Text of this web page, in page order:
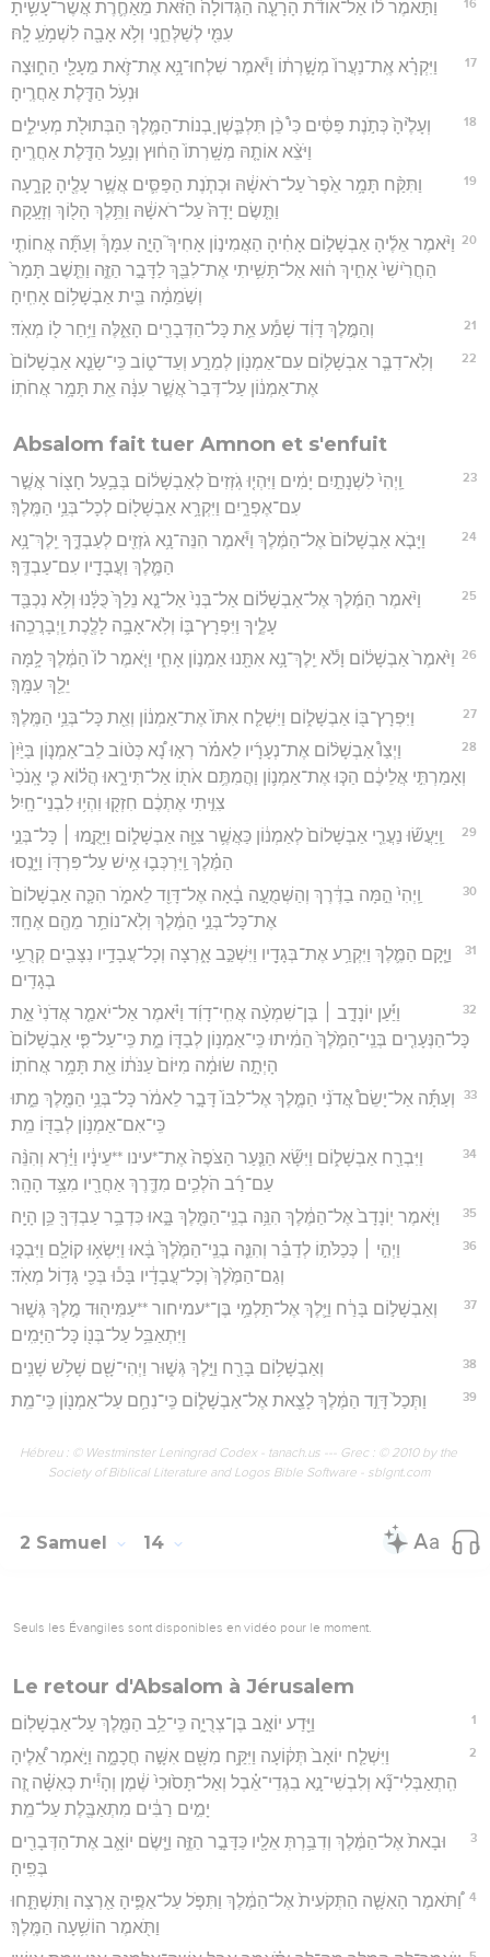
16
וַתֹּ֣אמֶר ל֗וֹ אַל־אוֹדֹ֞ת הָרָעָ֤ה הַגְּדוֹלָה֙ הַזֹּ֔את מֵאַחֶ֛רֶת אֲשֶׁר־עָשִׂ֥יתָ
עִמִּ֖י לְשַׁלְּחֵ֑נִי וְלֹ֥א אָבָ֖ה לִשְׁמֹ֥עַֽ לָֽהּ׃
17
וַיִּקְרָ֗א אֶֽת־נַעֲרוֹ֙ מְשָׁ֣רְת֔וֹ וַיֹּ֕אמֶר שִׁלְחוּ־נָ֥א אֶת־זֹ֛את מֵעָלַ֖י הַח֑וּצָה
וּנְעֹ֥ל הַדֶּ֖לֶת אַחֲרֶֽיהָ׃
18
וְעָלֶ֙יהָ֙ כְּתֹ֣נֶת פַּסִּ֔ים כִּי֩ כֵ֨ן תִּלְבַּ֧שְׁןָ בְנוֹת־הַמֶּ֛לֶךְ הַבְּתוּלֹ֖ת מְעִילִ֑ים
וַיֹּצֵ֨א אוֹתָ֤הּ מְשָֽׁרְתוֹ֙ הַח֔וּץ וְנָעַ֥ל הַדֶּ֖לֶת אַחֲרֶֽיהָ׃
19
וַתִּקַּ֨ח תָּמָ֥ר אֵ֙פֶר֙ עַל־רֹאשָׁ֔הּ וּכְתֹ֧נֶת הַפַּסִּ֛ים אֲשֶׁ֥ר עָלֶ֖יהָ קָרָ֑עָה
וַתָּ֤שֶׂם יָדָהּ֙ עַל־רֹאשָׁ֔הּ וַתֵּ֥לֶךְ הָל֖וֹךְ וְזָעָֽקָה׃
20
וַיֹּ֨אמֶר אֵלֶ֜יהָ אַבְשָׁל֣וֹם אָחִ֗יהָ הַאֲמִינ֣וֹן אָחִיךְ֮ הָיָ֣ה עִמָּךְ֒ וְעַתָּ֞ה אֲחוֹתִ֤י
הַחֲרִ֙ישִׁי֙ אָחִ֣יךְ ה֔וּא אַל־תָּשִׁ֥יתִי אֶת־לִבֵּ֖ךְ לַדָּבָ֣ר הַזֶּ֑ה וַתֵּ֤שֶׁב תָּמָר֙
וְשֹׁ֣מֵמָ֔ה בֵּ֖ית אַבְשָׁל֥וֹם אָחִֽיהָ׃
21 וְהַמֶּ֣לֶךְ דָּוִ֔ד שָׁמַ֕ע אֵ֥ת כָּל־הַדְּבָרִ֖ים הָאֵ֑לֶּה וַיִּ֥חַר ל֖וֹ מְאֹֽד׃
22
וְלֹֽא־דִבֶּ֧ר אַבְשָׁל֛וֹם עִם־אַמְנ֖וֹן לְמֵרָ֣ע וְעַד־ט֑וֹב כִּֽי־שָׂנֵ֤א אַבְשָׁלוֹם֙
אֶת־אַמְנ֔וֹן עַל־דְּבַר֙ אֲשֶׁ֣ר עִנָּ֔ה אֵ֖ת תָּמָ֥ר אֲחֹתֽוֹ׃
Absalom fait tuer Amnon et s'enfuit
23
וַֽיְהִי֙ לִשְׁנָתַ֣יִם יָמִ֔ים וַיִּהְי֤וּ גֹֽזְזִים֙ לְאַבְשָׁל֔וֹם בְּבַ֥עַל חָצ֖וֹר אֲשֶׁ֣ר
עִם־אֶפְרָ֑יִם וַיִּקְרָ֥א אַבְשָׁל֖וֹם לְכָל־בְּנֵ֥י הַמֶּֽלֶךְ׃
24
וַיָּבֹ֤א אַבְשָׁלוֹם֙ אֶל־הַמֶּ֔לֶךְ וַיֹּ֕אמֶר הִנֵּה־נָ֥א גֹזְזִ֖ים לְעַבְדֶּ֑ךָ יֵֽלֶךְ־נָ֥א
הַמֶּ֛לֶךְ וַעֲבָדָ֖יו עִם־עַבְדֶּֽךָ׃
25
וַיֹּ֨אמֶר הַמֶּ֜לֶךְ אֶל־אַבְשָׁל֗וֹם אַל־בְּנִי֙ אַל־נָ֤א נֵלֵךְ֙ כֻּלָּ֔נוּ וְלֹ֥א נִכְבַּ֖ד
עָלֶ֑יךָ וַיִּפְרָץ־בּ֛וֹ וְלֹֽא־אָבָ֥ה לָלֶ֖כֶת וַֽיְבָרֲכֵֽהוּ׃
26
וַיֹּ֙אמֶר֙ אַבְשָׁל֔וֹם וָלֹ֕א יֵֽלֶךְ־נָ֥א אִתָּ֖נוּ אַמְנ֣וֹן אָחִ֑י וַיֹּ֤אמֶר לוֹ֙ הַמֶּ֔לֶךְ לָ֥מָּה
יֵלֵ֖ךְ עִמָּֽךְ׃
27 וַיִּפְרָץ־בּ֖וֹ אַבְשָׁל֑וֹם וַיִּשְׁלַ֤ח אִתּוֹ֙ אֶת־אַמְנ֔וֹן וְאֵ֖ת כָּל־בְּנֵ֥י הַמֶּֽלֶךְ׃
28
וַיְצַו֩ אַבְשָׁל֨וֹם אֶת־נְעָרָ֜יו לֵאמֹ֗ר רְא֣וּ נָ֠א כְּט֨וֹב לֵב־אַמְנ֤וֹן בַּיַּ֙יִן֙
וְאָמַרְתִּ֣י אֲלֵיכֶ֔ם הַכּ֧וּ אֶת־אַמְנ֛וֹן וַהֲמִתֶּ֥ם אֹת֖וֹ אַל־תִּירָ֑אוּ הֲל֗וֹא כִּ֤י אָֽנֹכִי֙
צִוִּ֣יתִי אֶתְכֶ֔ם חִזְק֖וּ וִהְי֥וּ לִבְנֵי־חָֽיִל׃
29
וַֽיַּעֲשׂ֞וּ נַעֲרֵ֤י אַבְשָׁלוֹם֙ לְאַמְנ֔וֹן כַּאֲשֶׁ֥ר צִוָּ֖ה אַבְשָׁל֑וֹם וַיָּקֻ֣מוּ ׀ כָּל־בְּנֵ֣י
הַמֶּ֗לֶךְ וַֽיִּרְכְּב֛וּ אִ֥ישׁ עַל־פִּרְדּ֖וֹ וַיָּנֻֽסוּ׃
30
וַֽיְהִי֙ הֵ֣מָּה בַדֶּ֔רֶךְ וְהַשְּׁמֻעָ֣ה בָ֔אָה אֶל־דָּוִ֖ד לֵאמֹ֑ר הִכָּ֤ה אַבְשָׁלוֹם֙
אֶת־כָּל־בְּנֵ֣י הַמֶּ֔לֶךְ וְלֹֽא־נוֹתַ֥ר מֵהֶ֖ם אֶחָֽד׃
31
וַיָּ֧קָם הַמֶּ֛לֶךְ וַיִּקְרַ֥ע אֶת־בְּגָדָ֖יו וַיִּשְׁכַּ֣ב אָ֑רְצָה וְכָל־עֲבָדָ֥יו נִצָּבִ֖ים קְרֻעֵ֥י
בְגָדִֽים׃
32
וַיַּ֡עַן יוֹנָדָ֣ב ׀ בֶּן־שִׁמְעָ֨ה אֲחִֽי־דָוִ֜ד וַיֹּ֗אמֶר אַל־יֹאמַ֤ר אֲדֹנִי֙ אֵ֣ת
כָּל־הַנְּעָרִ֤ים בְּנֵֽי־הַמֶּ֙לֶךְ֙ הֵמִ֔יתוּ כִּֽי־אַמְנ֥וֹן לְבַדּ֖וֹ מֵ֑ת כִּֽי־עַל־פִּ֤י אַבְשָׁלוֹם֙
הָיְתָ֣ה שׂוּמָ֔ה מִיּוֹם֙ עַנֹּת֔וֹ אֵ֖ת תָּמָ֥ר אֲחֹתֽוֹ׃
33
וְעַתָּ֡ה אַל־יָשֵׂם֩ אֲדֹנִ֨י הַמֶּ֤לֶךְ אֶל־לִבּוֹ֙ דָּבָ֣ר לֵאמֹ֔ר כָּל־בְּנֵ֥י הַמֶּ֖לֶךְ מֵ֑תוּ
כִּֽי־אִם־אַמְנ֥וֹן לְבַדּ֖וֹ מֵֽת׃
34
וַיִּבְרַ֖ח אַבְשָׁל֑וֹם וַיִּשָּׂ֞א הַנַּ֤עַר הַצֹּפֶה֙ אֶת־*עינו **עֵינָ֔יו וַיַּ֗רְא וְהִנֵּ֨ה
עַם־רַ֜ב הֹלְכִ֥ים מִדֶּ֛רֶךְ אַחֲרָ֖יו מִצַּ֥ד הָהָֽר׃
35 וַיֹּ֤אמֶר יֽוֹנָדָב֙ אֶל־הַמֶּ֔לֶךְ הִנֵּ֥ה בְנֵֽי־הַמֶּ֖לֶךְ בָּ֑אוּ כִּדְבַ֥ר עַבְדְּךָ֖ כֵּ֥ן הָיָֽה׃
36
וַיְהִ֣י ׀ כְּכַלֹּת֣וֹ לְדַבֵּ֗ר וְהִנֵּ֤ה בְנֵֽי־הַמֶּ֙לֶךְ֙ בָּ֔אוּ וַיִּשְׂא֥וּ קוֹלָ֖ם וַיִּבְכּ֑וּ
וְגַם־הַמֶּ֙לֶךְ֙ וְכָל־עֲבָדָ֔יו בָּכ֕וּ בְּכִ֖י גָּד֥וֹל מְאֹֽד׃
37
וְאַבְשָׁל֣וֹם בָּרַ֔ח וַיֵּ֛לֶךְ אֶל־תַּלְמַ֥י בֶּן־*עמיחור **עַמִּיה֖וּד מֶ֣לֶךְ גְּשׁ֑וּר
וַיִּתְאַבֵּ֥ל עַל־בְּנ֖וֹ כָּל־הַיָּמִֽים׃
38 וְאַבְשָׁל֥וֹם בָּרַ֖ח וַיֵּ֣לֶךְ גְּשׁ֑וּר וַיְהִי־שָׁ֖ם שָׁלֹ֥שׁ שָׁנִֽים׃
39 וַתְּכַל֙ דָּוִ֣ד הַמֶּ֔לֶךְ לָצֵ֖את אֶל־אַבְשָׁל֑וֹם כִּֽי־נִחַ֥ם עַל־אַמְנ֖וֹן כִּֽי־מֵֽת׃
Hébreu : © Westminster Leningrad Codex - tanach.us --- Grec : © 2010 by the
Society of Biblical Literature and Logos Bible Software - sblgnt.com
2 Samuel 14
Seuls les Évangiles sont disponibles en vidéo pour le moment.
Le retour d'Absalom à Jérusalem
1 וַיֵּ֖דַע יוֹאָ֣ב בֶּן־צְרֻיָ֑ה כִּֽי־לֵ֥ב הַמֶּ֖לֶךְ עַל־אַבְשָׁלֽוֹם׃
2
וַיִּשְׁלַ֤ח יוֹאָב֙ תְּק֔וֹעָה וַיִּקַּ֥ח מִשָּׁ֖ם אִשָּׁ֣ה חֲכָמָ֑ה וַיֹּ֣אמֶר אֵ֠לֶיהָ
הִֽתְאַבְּלִי־נָ֞א וְלִבְשִׁי־נָ֣א בִגְדֵי־אֵ֗בֶל וְאַל־תָּס֙וּכִי֙ שֶׁ֔מֶן וְהָיִ֕ית כְּאִשָּׁ֗ה זֶ֚ה
יָמִ֣ים רַבִּ֔ים מִתְאַבֶּ֖לֶת עַל־מֵֽת׃
3
וּבָאת֙ אֶל־הַמֶּ֔לֶךְ וְדִבַּ֥רְתְּ אֵלָ֖יו כַּדָּבָ֣ר הַזֶּ֑ה וַיָּ֧שֶׂם יוֹאָ֛ב אֶת־הַדְּבָרִ֖ים
בְּפִֽיהָ׃
4 וַ֠תֹּאמֶר הָאִשָּׁ֤ה הַתְּקֹעִית֙ אֶל־הַמֶּ֔לֶךְ וַתִּפֹּ֧ל עַל־אַפֶּ֛יהָ אַ֖רְצָה וַתִּשְׁתָּ֑חוּ
וַתֹּ֖אמֶר הוֹשִׁ֥עָה הַמֶּֽלֶךְ׃